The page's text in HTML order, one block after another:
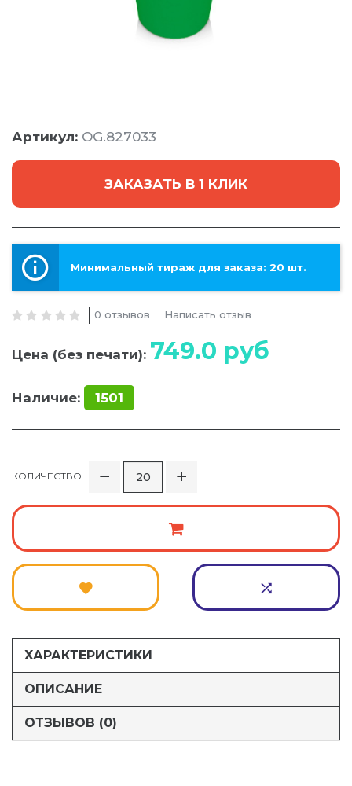
Артикул: OG.827033
ЗАКАЗАТЬ В 1 КЛИК
Минимальный тираж для заказа: 20 шт.
0 отзывов Написать отзыв
Цена (без печати): 749.0 руб
Наличие: 1501
КОЛИЧЕСТВО
ХАРАКТЕРИСТИКИ
ОПИСАНИЕ
ОТЗЫВОВ (0)